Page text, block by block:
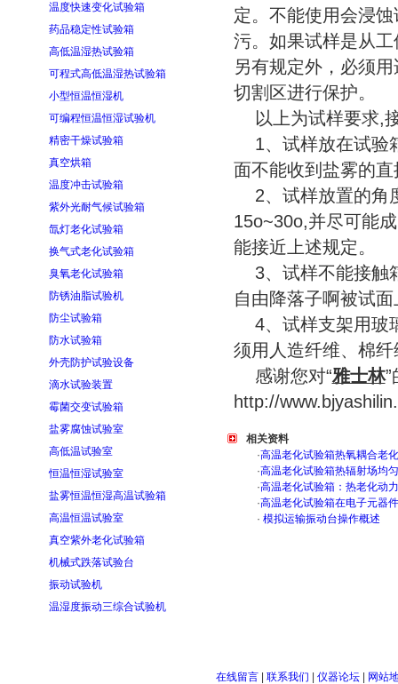
温度快速变化试验箱
药品稳定性试验箱
高低温湿热试验箱
可程式高低温湿热试验箱
小型恒温恒湿机
可编程恒温恒湿试验机
精密干燥试验箱
真空烘箱
温度冲击试验箱
紫外光耐气候试验箱
氙灯老化试验箱
换气式老化试验箱
臭氧老化试验箱
防锈油脂试验机
防尘试验箱
防水试验箱
外壳防护试验设备
滴水试验装置
霉菌交变试验箱
盐雾腐蚀试验室
高低温试验室
恒温恒湿试验室
盐雾恒温恒湿高温试验箱
高温恒温试验室
真空紫外老化试验箱
机械式跌落试验台
振动试验机
温湿度振动三综合试验机
定。不能使用会浸
污。如果试样是从
另有规定外，必须
切割区进行保护。
以上为试样要求,
1、试样放在试验
面不能收到盐雾的
2、试样放置的角
15o~30o,并尽可能
能接近上述规定。
3、试样不能接触
自由降落子啊被试
4、试样支架用玻
须用人造纤维、棉
感谢您对“雅士林
http://
相关资料
·高温老化试验箱热氧耦合老
·高温老化试验箱热辐射场均
·高温老化试验箱：热老化动
·高温老化试验箱在电子元器
· 模拟运输振动台操作概述
在线留言| 联系我们 仪器论坛| 网站